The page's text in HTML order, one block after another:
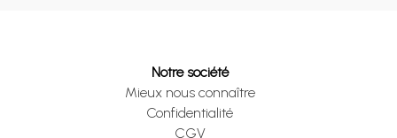
Notre société
Mieux nous connaître
Confidentialité
CGV